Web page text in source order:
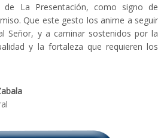
de La Presentación, como signo de
Que este gesto los anime a seguir
Señor, y a caminar sostenidos por la
y la fortaleza que requieren los